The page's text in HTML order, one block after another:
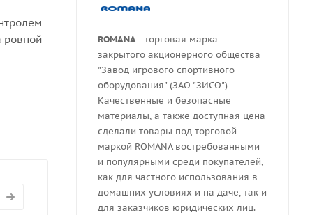
ровной
ROMANA - торговая марка
закрытого акционерного общества
"Завод игрового спортивного
оборудования" (ЗАО "ЗИСО")
Качественные и безопасные
материалы, а также доступная цена
сделали товары под торговой
маркой ROMANA востребованными
и популярными среди покупателей,
как для частного использования в
домашних условиях и на даче, так и
для заказчиков юридических лиц.